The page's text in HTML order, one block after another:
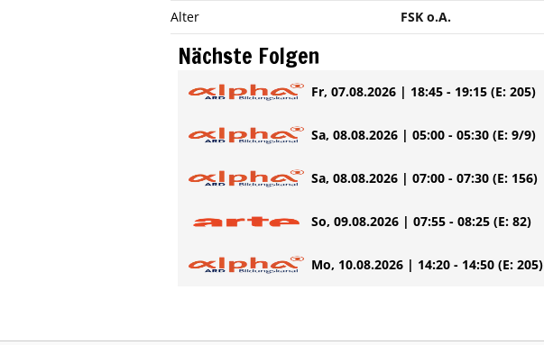
Alter
FSK o.A.
Nächste Folgen
Fr, 07.08.2026 | 18:45 - 19:15 (E: 205)
Sa, 08.08.2026 | 05:00 - 05:30 (E: 9/9)
Sa, 08.08.2026 | 07:00 - 07:30 (E: 156)
So, 09.08.2026 | 07:55 - 08:25 (E: 82)
Mo, 10.08.2026 | 14:20 - 14:50 (E: 205)